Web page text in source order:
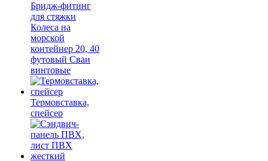
Бридж-фитинг
для стяжки
Колеса на
морской
контейнер 20, 40
футовый Сваи
винтовые
Термовставка,
спейсер